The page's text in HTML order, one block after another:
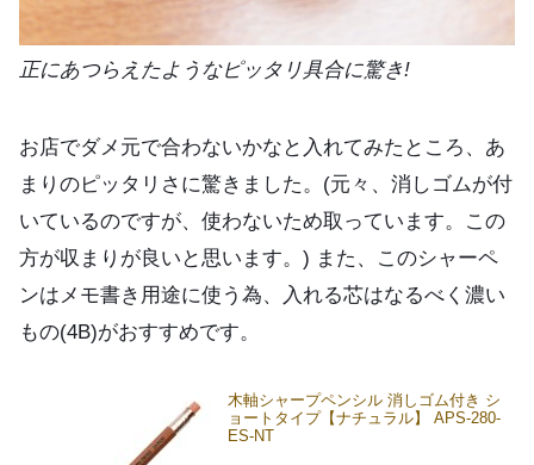
正にあつらえたようなピッタリ具合に驚き!
お店でダメ元で合わないかなと入れてみたところ、あ
まりのピッタリさに驚きました。(元々、消しゴムが付
いているのですが、使わないため取っています。この
方が収まりが良いと思います。) また、このシャーペ
ンはメモ書き用途に使う為、入れる芯はなるべく濃い
もの(4B)がおすすめです。
木軸シャープペンシル 消しゴム付き シ
ョートタイプ【ナチュラル】 APS-280-
ES-NT